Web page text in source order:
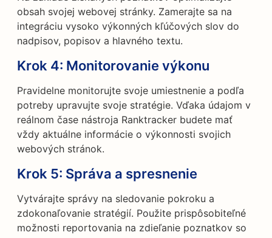
obsah svojej webovej stránky. Zamerajte sa na
integráciu vysoko výkonných kľúčových slov do
nadpisov, popisov a hlavného textu.
Krok 4: Monitorovanie výkonu
Pravidelne monitorujte svoje umiestnenie a podľa
potreby upravujte svoje stratégie. Vďaka údajom v
reálnom čase nástroja Ranktracker budete mať
vždy aktuálne informácie o výkonnosti svojich
webových stránok.
Krok 5: Správa a spresnenie
Vytvárajte správy na sledovanie pokroku a
zdokonaľovanie stratégií. Použite prispôsobiteľné
možnosti reportovania na zdieľanie poznatkov so